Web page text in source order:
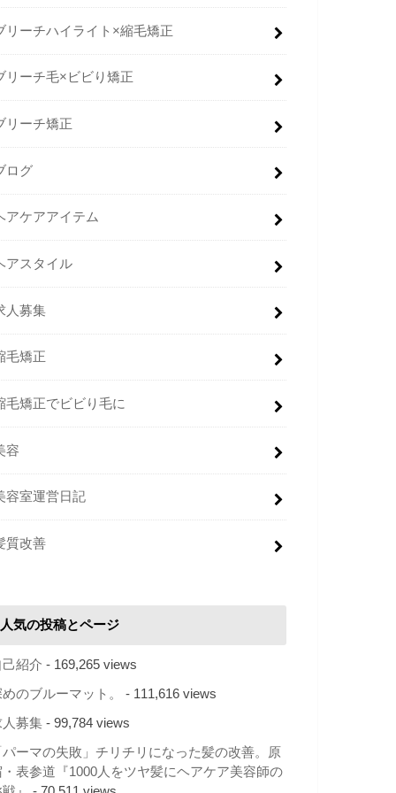
リーチハイライト×縮毛矯正
リーチ毛×ビビり矯正
リーチ矯正
ログ
アケアアイテム
アスタイル
人募集
毛矯正
毛矯正でビビり毛に
容
容室運営日記
質改善
人気の投稿とページ
己紹介 - 169,265 views
のブルーマット。 - 111,616 views
人募集 - 99,784 views
パーマの失敗」チリチリになった髪の改善。原
・表参道『1000人をツヤ髪にヘアケア美容師の